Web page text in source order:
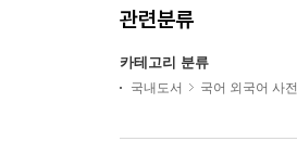
관련분류
카테고리 분류
국내도서 국어 외국어 사전